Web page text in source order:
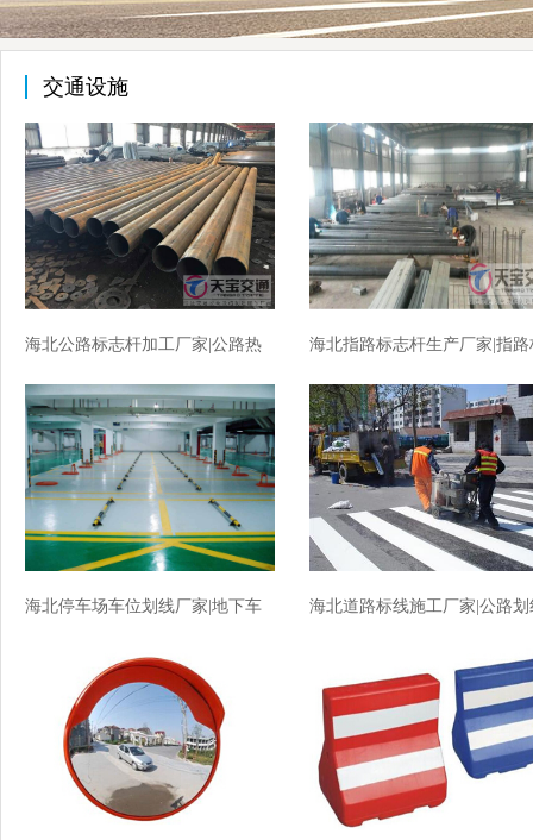
交通设施
海北公路标志杆加工厂家|公路热
海北指路标志杆生产厂家|指路
海北停车场车位划线厂家|地下车
海北道路标线施工厂家|公路划